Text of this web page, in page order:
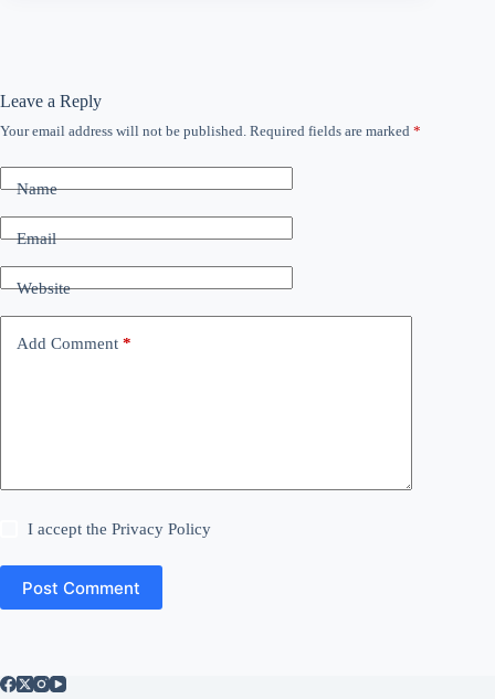
Leave a Reply
Your email address will not be published. Required fields are marked *
Name
Email
Website
Add Comment *
I accept thePrivacy Policy
Post Comment